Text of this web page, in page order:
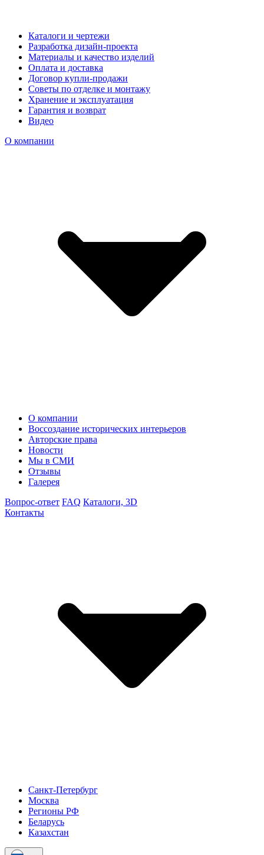
Каталоги и чертежи
Разработка дизайн-проекта
Материалы и качество изделий
Оплата и доставка
Договор купли-продажи
Советы по отделке и монтажу
Хранение и эксплуатация
Гарантия и возврат
Видео
О компании
О компании
Воссоздание исторических интерьеров
Авторские права
Новости
Мы в СМИ
Отзывы
Галерея
Вопрос-ответ FAQ Каталоги, 3D
Контакты
Санкт-Петербург
Москва
Регионы РФ
Беларусь
Казахстан